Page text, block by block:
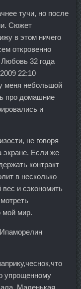
тучи, но после
Сюжет
в этом ничего
откровенно
32 года
22:10
меня небольшой
про домашние
и
не говоря
экране. Если же
контракт
в несколько
вес и сэкономить
мой мир.
упрощенному